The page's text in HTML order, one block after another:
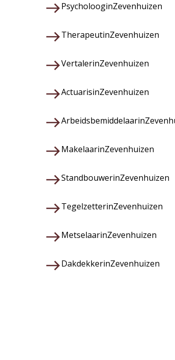
PsycholooginZevenhuizen
TherapeutinZevenhuizen
VertalerinZevenhuizen
ActuarisinZevenhuizen
Arbeidsbemiddelaarin
MakelaarinZevenhuizen
StandbouwerinZevenhuizen
TegelzetterinZevenhuizen
MetselaarinZevenhuizen
DakdekkerinZevenhuizen